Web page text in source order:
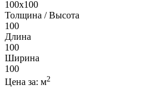
100х100
Толщина / Высота
100
Длина
100
Ширина
100
Цена за: м2